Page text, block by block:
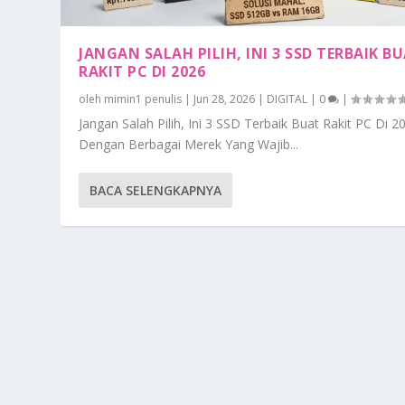
JANGAN SALAH PILIH, INI 3 SSD TERBAIK
RAKIT PC DI 2026
oleh mimin1 penulis | Jun 28, 2026 | DIGITAL | 0 |
Jangan Salah Pilih, Ini 3 SSD Terbaik Buat Rakit PC Di
Dengan Berbagai Merek Yang Wajib...
BACA SELENGKAPNYA